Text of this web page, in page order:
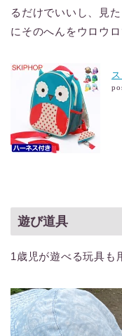
るだけでいいし、見
にそのへんをウロウ
遊び道具
1歳児が遊べる玩具も